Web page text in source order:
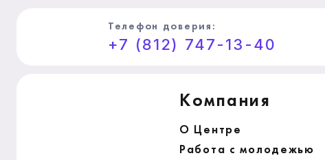
Телефон доверия:
+7 (812) 747-13-40
Компания
О Центре
Работа с молодежью